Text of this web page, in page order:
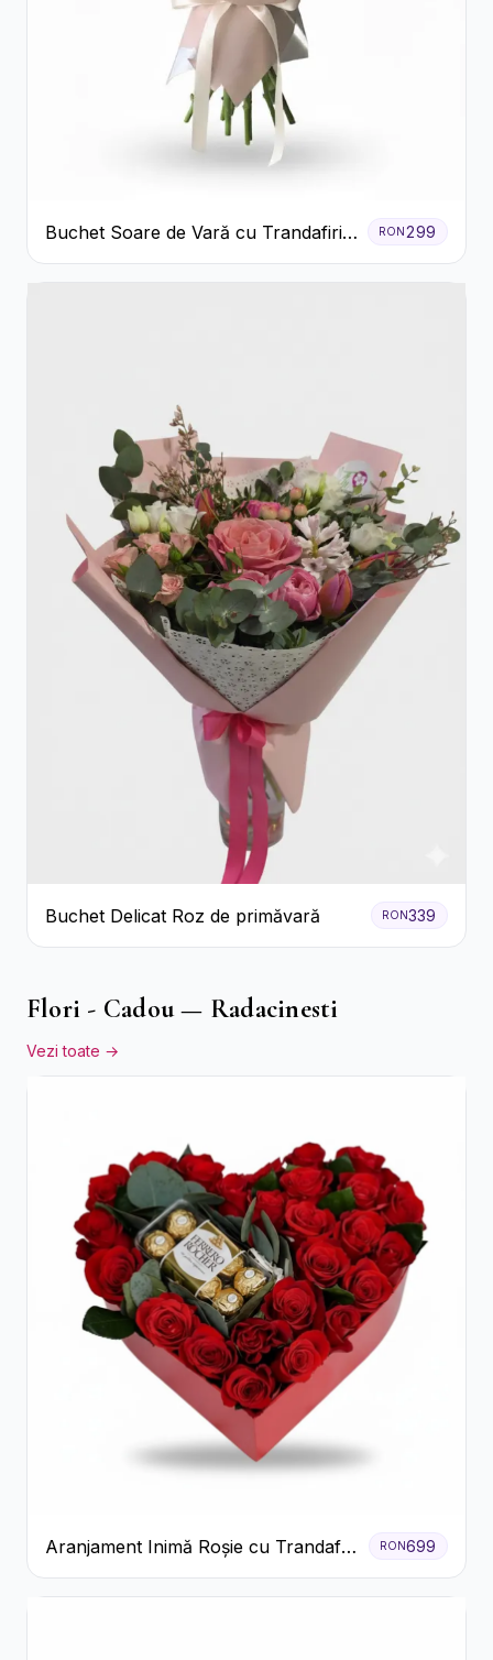
Buchet Soare de Vară cu Trandafiri
Galbeni și Crizanteme Albe
RON299
Buchet Delicat Roz de primăvară RON339
Flori - Cadou — Radacinesti
Vezi toate →
Aranjament Inimă Roșie cu Trandafiri
și Ferrero Rocher Premium
RON699